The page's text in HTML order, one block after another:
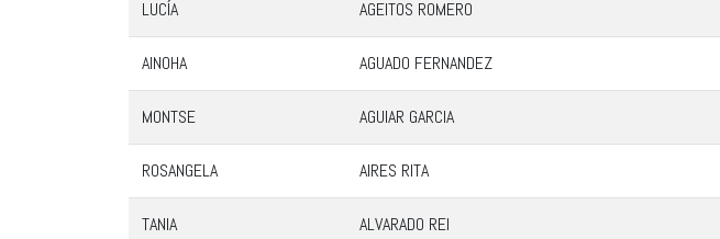
LUCÍA AGEITOS ROMERO
AINOHA AGUADO FERNANDEZ
MONTSE AGUIAR GARCIA
ROSANGELA AIRES RITA
TANIA ALVARADO REI